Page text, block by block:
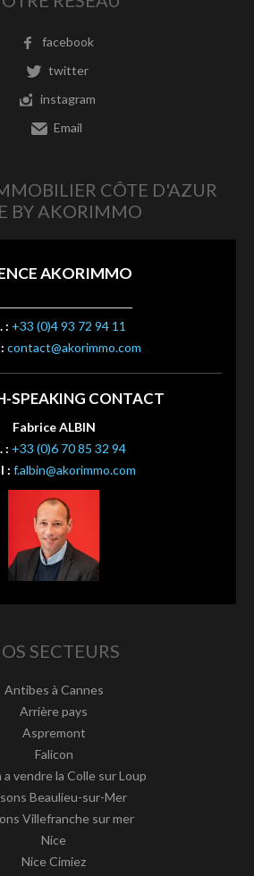
facebook
twitter
instagram
Email
CÔTE D'AZUR
BY AKORIMMO
AKORIMMO
: +33 (0)4 93 72 94 11
contact@akorimmo.com
SPEAKING CONTACT
Fabrice ALBIN
: +33 (0)6 70 85 32 94
: f.albin@akorimmo.com
SECTEURS
Antibes à Cannes
Arrière pays
Aspremont
Falicon
a vendre la Colle sur Loup
Beaulieu-sur-Mer
Villefranche sur mer
Nice
Nice Cimiez